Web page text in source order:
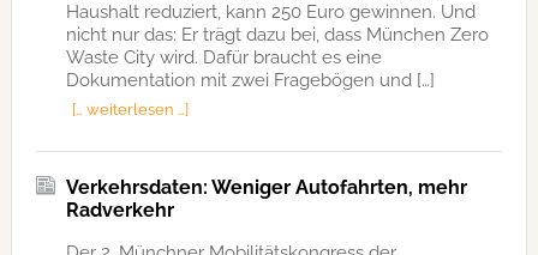
Haushalt reduziert, kann 250 Euro gewinnen. Und
nicht nur das: Er trägt dazu bei, dass München Zero
Waste City wird. Dafür braucht es eine
Dokumentation mit zwei Fragebögen und […]
[… weiterlesen …]
Verkehrsdaten: Weniger Autofahrten, mehr
Radverkehr